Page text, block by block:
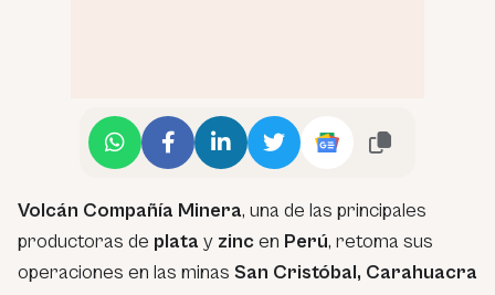
Volcán Compañía Minera, una de las principales
productoras de plata y zincen Perú, retoma sus
operaciones en las minas San Cristóbal, Carahuacra